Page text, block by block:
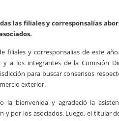
las filiales y corresponsalías
filiales y corresponsalías de este
a los integrantes de la Comisión
para buscar consensos
exterior.
la bienvenida y agradeció la
por los asociados. Luego, el titular